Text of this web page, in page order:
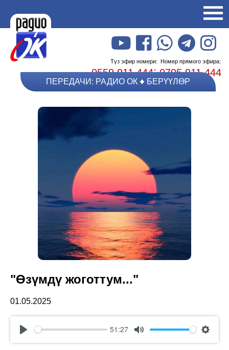
Түз эфир номери: Номер прямого эфира:
0559 911 444;0705 911 444
ПЕРЕДАЧИ: РАДИО ОК БЕРҮҮЛӨР
"Өзүмдү жоготтум..."
01.05.2025
Play
51:27
Mute